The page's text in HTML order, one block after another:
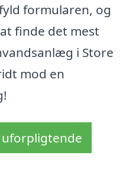
formularen, og
finde det mest
i Store
mod en
uforpligtende